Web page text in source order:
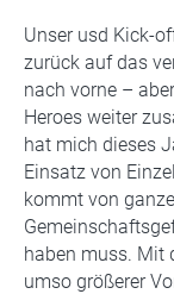
Unser usd Kick-
zurück auf das
nach vorne –
Heroes weiter
hat mich dieses
Einsatz von
kommt von
haben muss. Mit
umso größerer